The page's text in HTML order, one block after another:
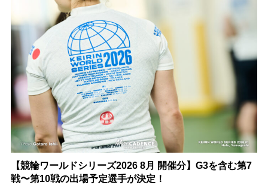
【競輪ワールドシリーズ2026 8月 開催分】G3を含む第7
戦〜第10戦の出場予定選手が決定！